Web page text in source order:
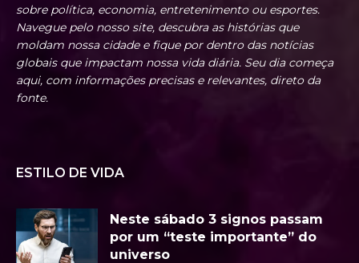
sobre política, economia, entretenimento ou esportes.
Navegue pelo nosso site, descubra as histórias que
moldam nossa cidade e fique por dentro das notícias
globais que impactam nossa vida diária. Seu dia começa
aqui, com informações precisas e relevantes, direto da
fonte.
ESTILO DE VIDA
Neste sábado 3 signos passam
por um “teste importante” do
universo